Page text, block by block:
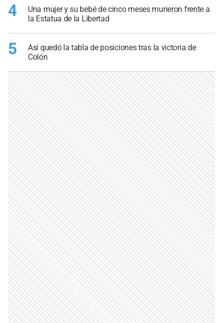
4
Una mujer y su bebé de cinco meses murieron frente a
la Estatua de la Libertad
5
Así quedó la tabla de posiciones tras la victoria de
Colón